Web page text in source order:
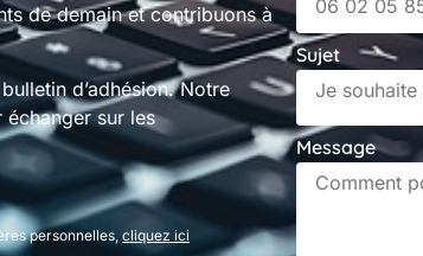
de demain et contribuons à
d’adhésion. Notre
sur les
personnelles, cliquez ici
Sujet
Message